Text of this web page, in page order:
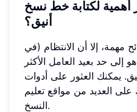
أهمية لكتابة خط نسخ
أنيق؟
مهمة، إلا أن الانتظام (في
إلى حد بعيد العامل الأكثر
يمكنك العثور على أدوات
العديد من مواقع تعليم
النسخ.